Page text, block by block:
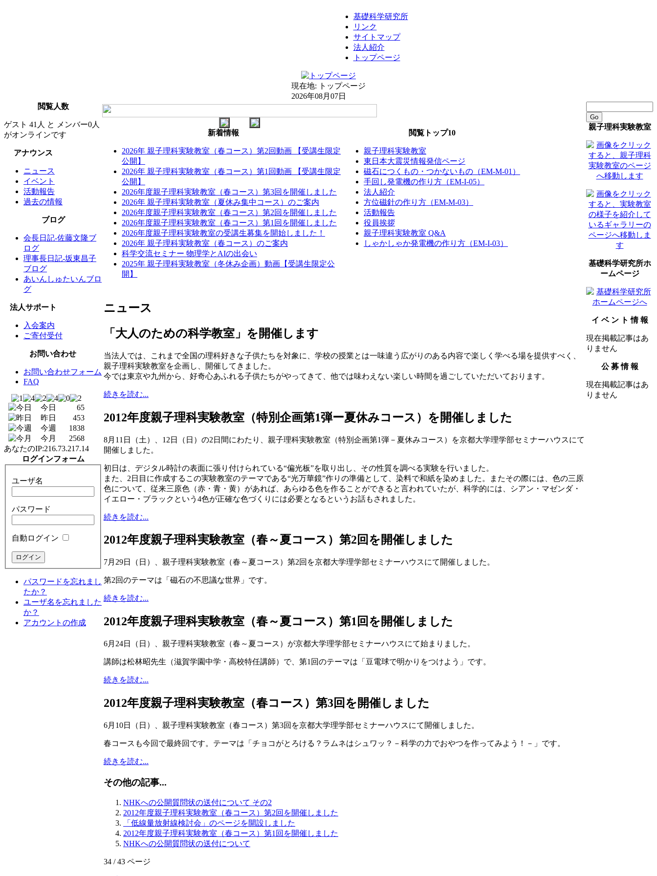
基礎科学研究所
リンク
サイトマップ
法人紹介
トップページ
現在地:
トップページ
2026年08月07日
閲覧人数
ゲスト 41人 と メンバー0人
がオンラインです
アナウンス
ニュース
イベント
活動報告
過去の情報
ブログ
会長日記-佐藤文隆ブ
ログ
理事長日記-坂東昌子
ブログ
あいんしゅたいんブロ
グ
法人サポート
入会案内
ご寄付受付
お問い合わせ
お問い合わせフォーム
FAQ
今日
65
昨日
453
今週
1838
今月
2568
あなたのIP:216.73.217.14
ログインフォーム
ユーザ名
パスワード
自動ログイン
パスワードを忘れまし
たか？
ユーザ名を忘れました
か？
アカウントの作成
新着情報
2026年 親子理科実験教室（春コース）第2回動画 【受講生限定
公開】
2026年 親子理科実験教室（春コース）第1回動画 【受講生限定
公開】
2026年度親子理科実験教室（春コース）第3回を開催しました
2026年 親子理科実験教室（夏休み集中コース）のご案内
2026年度親子理科実験教室（春コース）第2回を開催しました
2026年度親子理科実験教室（春コース）第1回を開催しました
2026年度親子理科実験教室の受講生募集を開始しました！
2026年 親子理科実験教室（春コース）のご案内
科学交流セミナー 物理学とAIの出会い
2025年 親子理科実験教室（冬休み企画）動画【受講生限定公
開】
閲覧トップ10
親子理科実験教室
東日本大震災情報発信ページ
磁石につくもの・つかないもの（EM-M-01）
手回し発電機の作り方（EM-I-05）
法人紹介
方位磁針の作り方（EM-M-03）
活動報告
役員挨拶
親子理科実験教室 Q&A
しゃかしゃか発電機の作り方（EM-I-03）
ニュース
「大人のための科学教室」を開催します
当法人では、これまで全国の理科好きな子供たちを対象に、学校の授業とは一味違う広がりのある内容で楽しく学べる場を提供すべく、
親子理科実験教室を企画し、開催してきました。
今では東京や九州から、好奇心あふれる子供たちがやってきて、他では味わえない楽しい時間を過ごしていただいております。
続きを読む...
2012年度親子理科実験教室（特別企画第1弾ー夏休みコース）を開催しました
8月11日（土）、12日（日）の2日間にわたり、親子理科実験教室（特別企画第1弾－夏休みコース）を京都大学理学部セミナーハウスにて
開催しました。
初日は、デジタル時計の表面に張り付けられている“偏光板”を取り出し、その性質を調べる実験を行いました。
また、2日目に作成するこの実験教室のテーマである“光万華鏡”作りの準備として、染料で和紙を染めました。またその際には、色の三原
色について、従来三原色（赤・青・黄）があれば、あらゆる色を作ることができると言われていたが、科学的には、シアン・マゼンダ・
イエロー・ブラックという4色が正確な色づくりには必要となるというお話もされました。
続きを読む...
2012年度親子理科実験教室（春～夏コース）第2回を開催しました
7月29日（日）、親子理科実験教室（春～夏コース）第2回を京都大学理学部セミナーハウスにて開催しました。
第2回のテーマは「磁石の不思議な世界」です。
続きを読む...
2012年度親子理科実験教室（春～夏コース）第1回を開催しました
6月24日（日）、親子理科実験教室（春～夏コース）が京都大学理学部セミナーハウスにて始まりました。
講師は松林昭先生（滋賀学園中学・高校特任講師）で、第1回のテーマは「豆電球で明かりをつけよう」です。
続きを読む...
2012年度親子理科実験教室（春コース）第3回を開催しました
6月10日（日）、親子理科実験教室（春コース）第3回を京都大学理学部セミナーハウスにて開催しました。
春コースも今回で最終回です。テーマは「チョコがとろける？ラムネはシュワッ？－科学の力でおやつを作ってみよう！－」です。
続きを読む...
その他の記事...
NHKへの公開質問状の送付について その2
2012年度親子理科実験教室（春コース）第2回を開催しました
「低線量放射線検討会」のページを開設しました
2012年度親子理科実験教室（春コース）第1回を開催しました
NHKへの公開質問状の送付について
34 / 43 ページ
Go
親子理科実験教室
基礎科学研究所ホ
ームページ
イ ベ ン ト 情 報
現在掲載記事はあ
りません
公 募 情 報
現在掲載記事はあ
りません